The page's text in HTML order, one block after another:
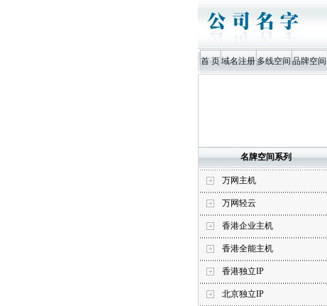
首 页域名注册多线空间品牌空间
名牌空间系列
万网主机
万网轻云
香港企业主机
香港全能主机
香港独立IP
北京独立IP